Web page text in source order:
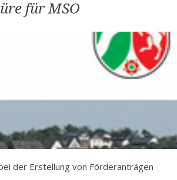
für MSO
der Erstellung von Förderanträgen